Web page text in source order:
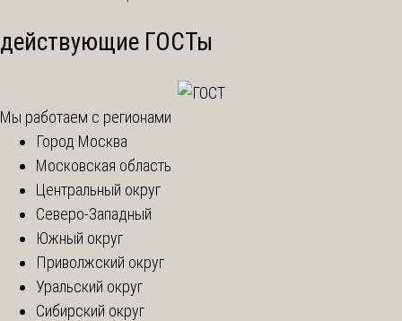
действующие ГОСТы
Мы работаем с регионами
Город Москва
Московская область
Центральный округ
Северо-Западный
Южный округ
Приволжский округ
Уральский округ
Сибирский округ